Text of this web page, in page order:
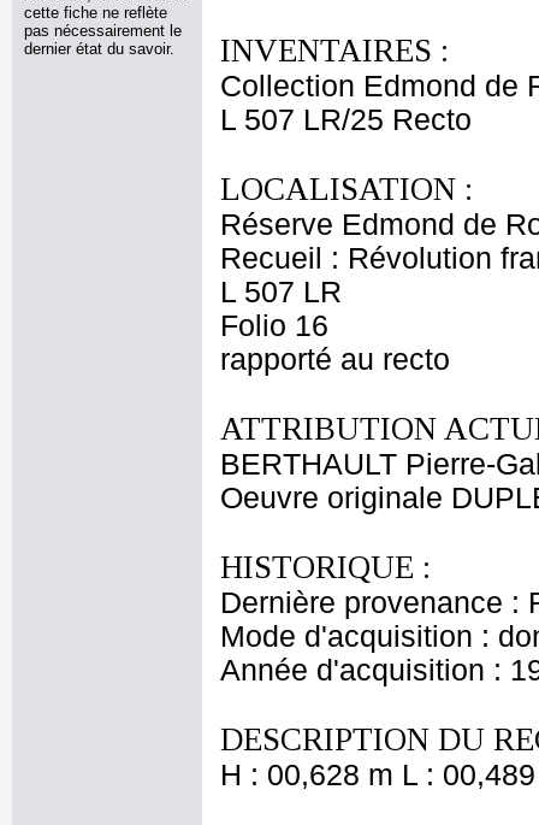
cette fiche ne reflète
pas nécessairement le
dernier état du savoir.
INVENTAIRES :
Collection Edmond de
L 507 LR/25 Recto
LOCALISATION :
Réserve Edmond de
Recueil : Révolution
L 507 LR
Folio 16
rapporté au recto
ATTRIBUTION
BERTHAULT Pierre-
Oeuvre originale
HISTORIQUE :
Dernière provenance :
Mode d'acquisition :
Année d'acquisition :
DESCRIPTION DU
H : 00,628 m L :